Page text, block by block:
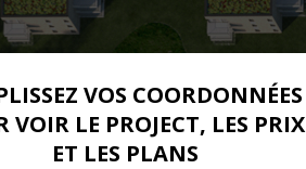
VOS COORDONNÉES
VOIR LE PROJECT, LES PRIX
ET LES PLANS